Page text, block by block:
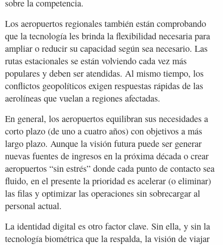
sobre la competencia.
Los aeropuertos regionales también están comprobando
que la tecnología les brinda la flexibilidad necesaria para
ampliar o reducir su capacidad según sea necesario. Las
rutas estacionales se están volviendo cada vez más
populares y deben ser atendidas. Al mismo tiempo, los
conflictos geopolíticos exigen respuestas rápidas de las
aerolíneas que vuelan a regiones afectadas.
En general, los aeropuertos equilibran sus necesidades a
corto plazo (de uno a cuatro años) con objetivos a más
largo plazo. Aunque la visión futura puede ser generar
nuevas fuentes de ingresos en la próxima década o crear
aeropuertos “sin estrés” donde cada punto de contacto sea
fluido, en el presente la prioridad es acelerar (o eliminar)
las filas y optimizar las operaciones sin sobrecargar al
personal actual.
La identidad digital es otro factor clave. Sin ella, y sin la
tecnología biométrica que la respalda, la visión de viajar